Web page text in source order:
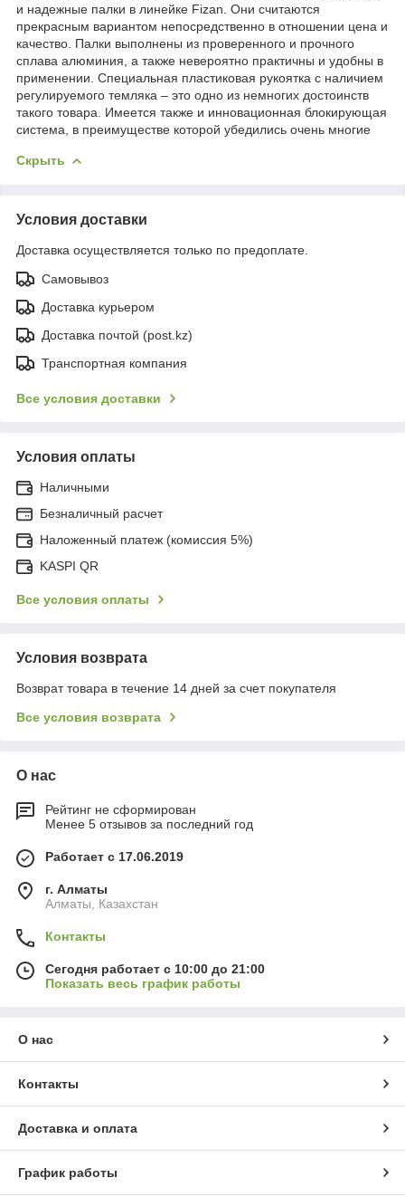
и надежные палки в линейке Fizan. Они считаются
прекрасным вариантом непосредственно в отношении цена и
качество. Палки выполнены из проверенного и прочного
сплава алюминия, а также невероятно практичны и удобны в
применении. Специальная пластиковая рукоятка с наличием
регулируемого темляка – это одно из немногих достоинств
такого товара. Имеется также и инновационная блокирующая
система, в преимуществе которой убедились очень многие
Скрыть
Условия доставки
Доставка осуществляется только по предоплате.
Самовывоз
Доставка курьером
Доставка почтой (post.kz)
Транспортная компания
Все условия доставки
Условия оплаты
Наличными
Безналичный расчет
Наложенный платеж (комиссия 5%)
KASPI QR
Все условия оплаты
Условия возврата
Возврат товара в течение 14 дней за счет покупателя
Все условия возврата
О нас
Рейтинг не сформирован
Менее 5 отзывов за последний год
Работает с 17.06.2019
г. Алматы
Алматы, Казахстан
Контакты
Сегодня работает с 10:00 до 21:00
Показать весь график работы
О нас
Контакты
Доставка и оплата
График работы